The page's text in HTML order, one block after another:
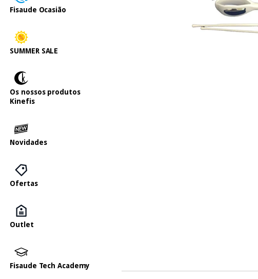
Fisaude Ocasião
SUMMER SALE
Os nossos produtos
Kinefis
Novidades
Ofertas
Outlet
Fisaude Tech Academy